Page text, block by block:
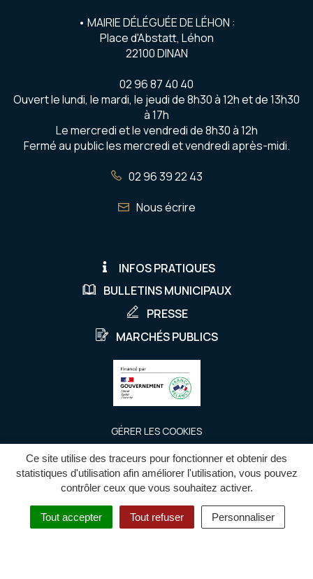
Ce site utilise des traceurs pour fonctionner et obtenir des
statistiques d'utilisation afin améliorer l'utilisation, vous pouvez
contrôler ceux que vous souhaitez activer.
Tout accepter Tout refuser Personnaliser
• MAIRIE DÉLÉGUÉE DE LÉHON :
Place d'Abstatt, Léhon
22100 DINAN
02 96 87 40 40
Ouvert le lundi, le mardi, le jeudi de 8h30 à 12h et de 13h30
à 17h
Le mercredi et le vendredi de 8h30 à 12h
Fermé au public les mercredi et vendredi après-midi.
02 96 39 22 43
Nous écrire
INFOS PRATIQUES
BULLETINS MUNICIPAUX
PRESSE
MARCHÉS PUBLICS
GÉRER LES COOKIES
MENTIONS LÉGALES
POLITIQUE DE CONFIDENTIALITÉ
PLAN DU SITE
ACCESSIBILITÉ : PARTIELLEMENT CONFORME